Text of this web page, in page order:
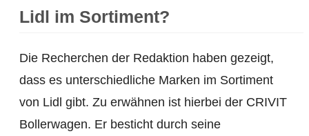
Lidl im Sortiment?
Die Recherchen der Redaktion haben gezeigt,
dass es unterschiedliche Marken im Sortiment
von Lidl gibt. Zu erwähnen ist hierbei der CRIVIT
Bollerwagen. Er besticht durch seine